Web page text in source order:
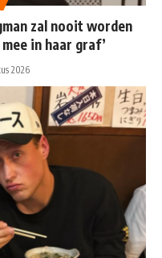
zal nooit worden
in haar graf’
2026